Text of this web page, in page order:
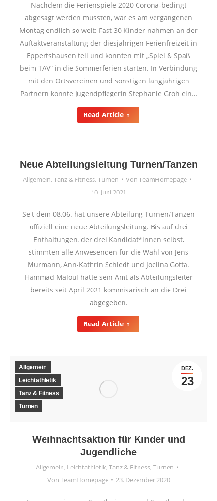
Nachdem die Ferienspiele 2020 Corona-bedingt
abgesagt werden mussten, war es am vergangenen
Montag endlich so weit: Fast 30 Kinder nahmen an der
Auftaktveranstaltung der diesjährigen Ferienfreizeit in
Eppertshausen teil und konnten mit „Spiel & Spaß
beim TAV“ in die Sommerferien starten. In Verbindung
mit den Ortsvereinen und sonstigen langjährigen
Partnern konnte Jugendpflegerin Stephanie Groh ein…
Read Article
Neue Abteilungsleitung Turnen/Tanzen
Allgemein, Tanz & Fitness, Turnen Von TeamHomepage
10. Juni 2021
Seit dem 08.06. hat unsere Abteilung Turnen/Tanzen
offiziell eine neue Abteilungsleitung. Bis auf drei
Enthaltungen, der drei Kandidat*innen selbst,
stimmten alle Anwesenden für die Wahl von Jens
Murmann, Ann-Kathrin Schledt und Joelina Gotta.
Hammad Maloul hatte sein Amt als Abteilungsleiter
bereits seit April 2021 kommisarisch an die Drei
abgegeben.
Read Article
Weihnachtsaktion für Kinder und
Jugendliche
Allgemein, Leichtathletik, Tanz & Fitness, Turnen
Von TeamHomepage 23. Dezember 2020
DEZ.
23
Allgemein
Leichtathletik
Tanz & Fitness
Turnen